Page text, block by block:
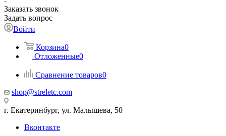
Заказать звонок
Задать вопрос
Войти
Корзина0
Отложенные0
Сравнение товаров0
shop@streletc.com
г. Екатеринбург, ул. Малышева, 50
Вконтакте